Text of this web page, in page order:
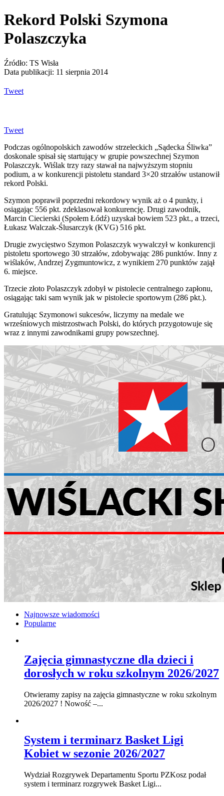
Rekord Polski Szymona
Polaszczyka
Źródło: TS Wisła
Data publikacji: 11 sierpnia 2014
Tweet
Tweet
Podczas ogólnopolskich zawodów strzeleckich „Sądecka Śliwka”
doskonale spisał się startujący w grupie powszechnej Szymon
Polaszczyk. Wiślak trzy razy stawał na najwyższym stopniu
podium, a w konkurencji pistoletu standard 3×20 strzałów ustanowił
rekord Polski.
Szymon poprawił poprzedni rekordowy wynik aż o 4 punkty, i
osiągając 556 pkt. zdeklasował konkurencję. Drugi zawodnik,
Marcin Ciecierski (Społem Łódź) uzyskał bowiem 523 pkt., a trzeci,
Łukasz Walczak-Ślusarczyk (KVG) 516 pkt.
Drugie zwycięstwo Szymon Polaszczyk wywalczył w konkurencji
pistoletu sportowego 30 strzałów, zdobywając 286 punktów. Inny z
wiślaków, Andrzej Zygmuntowicz, z wynikiem 270 punktów zajął
6. miejsce.
Trzecie złoto Polaszczyk zdobył w pistolecie centralnego zapłonu,
osiągając taki sam wynik jak w pistolecie sportowym (286 pkt.).
Gratulując Szymonowi sukcesów, liczymy na medale we
wrześniowych mistrzostwach Polski, do których przygotowuje się
wraz z innymi zawodnikami grupy powszechnej.
Najnowsze wiadomości
Popularne
Zajęcia gimnastyczne dla dzieci i
dorosłych w roku szkolnym 2026/2027
Otwieramy zapisy na zajęcia gimnastyczne w roku szkolnym
2026/2027 ! Nowość –...
System i terminarz Basket Ligi
Kobiet w sezonie 2026/2027
Wydział Rozgrywek Departamentu Sportu PZKosz podał
system i terminarz rozgrywek Basket Ligi...